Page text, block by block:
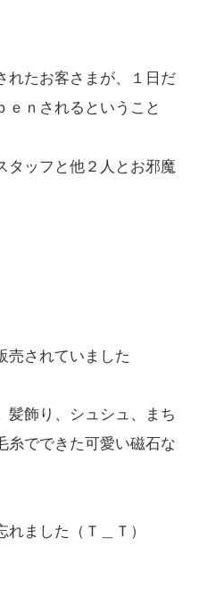
れたお客さまが、１日だ
ｅｎされるということ
タッフと他２人とお邪魔
売されていました
髪飾り、シュシュ、まち
糸でできた可愛い磁石な
ました（Ｔ＿Ｔ）